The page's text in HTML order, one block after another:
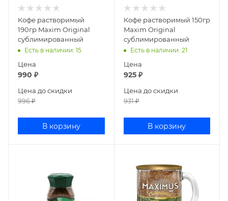
Кофе растворимый
190гр Maxim Original
сублимированный
Есть в наличии: 15
Цена
990 ₽
Цена до скидки
996₽
В корзину
Кофе растворимый 150гр
Maxim Original
сублимированный
Есть в наличии: 21
Цена
925₽
Цена до скидки
931₽
В корзину